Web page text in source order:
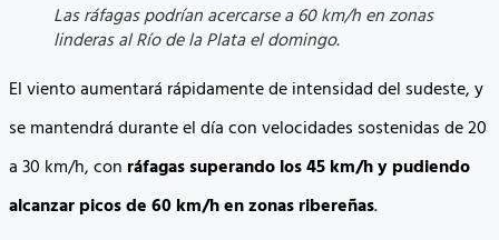
Las ráfagas podrían acercarse a 60 km/h en zonas
linderas al Río de la Plata el domingo.
El viento aumentará rápidamente de intensidad del sudeste, y
se mantendrá durante el día con velocidades sostenidas de 20
a 30 km/h, con ráfagas superando los 45 km/h y pudiendo
alcanzar picos de 60 km/h en zonas ribereñas.